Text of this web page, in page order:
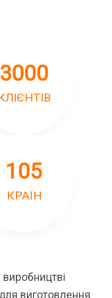
3000
105
КРАЇН
виготовлення